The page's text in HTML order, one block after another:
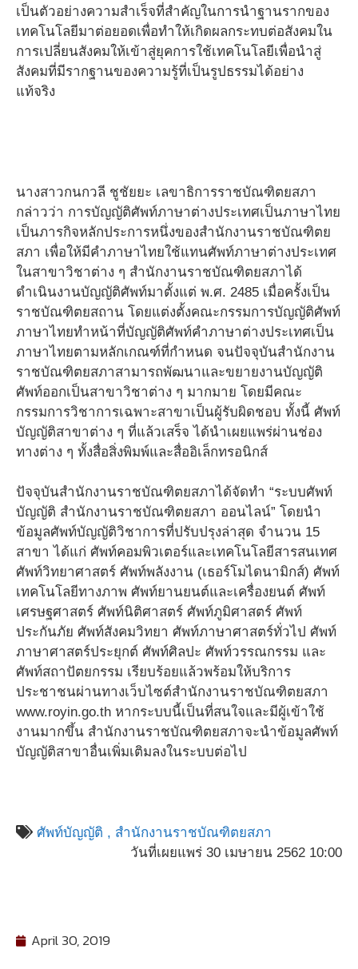
เป็นตัวอย่างความสำเร็จที่สำคัญในการนำฐานรากของ
เทคโนโลยีมาต่อยอดเพื่อทำให้เกิดผลกระทบต่อสังคมใน
การเปลี่ยนสังคมให้เข้าสู่ยุคการใช้เทคโนโลยีเพื่อนำสู่
สังคมที่มีรากฐานของความรู้ที่เป็นรูปธรรมได้อย่าง
แท้จริง
นางสาวกนกวลี ชูชัยยะ เลขาธิการราชบัณฑิตยสภา
กล่าวว่า การบัญญัติศัพท์ภาษาต่างประเทศเป็นภาษาไทย
เป็นภารกิจหลักประการหนึ่งของสำนักงานราชบัณฑิตย
สภา เพื่อให้มีคำภาษาไทยใช้แทนศัพท์ภาษาต่างประเทศ
ในสาขาวิชาต่าง ๆ สำนักงานราชบัณฑิตยสภาได้
ดำเนินงานบัญญัติศัพท์มาตั้งแต่ พ.ศ. 2485 เมื่อครั้งเป็น
ราชบัณฑิตยสถาน โดยแต่งตั้งคณะกรรมการบัญญัติศัพท์
ภาษาไทยทำหน้าที่บัญญัติศัพท์คำภาษาต่างประเทศเป็น
ภาษาไทยตามหลักเกณฑ์ที่กำหนด จนปัจจุบันสำนักงาน
ราชบัณฑิตยสภาสามารถพัฒนาและขยายงานบัญญัติ
ศัพท์ออกเป็นสาขาวิชาต่าง ๆ มากมาย โดยมีคณะ
กรรมการวิชาการเฉพาะสาขาเป็นผู้รับผิดชอบ ทั้งนี้ ศัพท์
บัญญัติสาขาต่าง ๆ ที่แล้วเสร็จ ได้นำเผยแพร่ผ่านช่อง
ทางต่าง ๆ ทั้งสื่อสิ่งพิมพ์และสื่ออิเล็กทรอนิกส์
ปัจจุบันสำนักงานราชบัณฑิตยสภาได้จัดทำ “ระบบศัพท์
บัญญัติ สำนักงานราชบัณฑิตยสภา ออนไลน์” โดยนำ
ข้อมูลศัพท์บัญญัติวิชาการที่ปรับปรุงล่าสุด จำนวน 15
สาขา ได้แก่ ศัพท์คอมพิวเตอร์และเทคโนโลยีสารสนเทศ
ศัพท์วิทยาศาสตร์ ศัพท์พลังงาน (เธอร์โมไดนามิกส์) ศัพท์
เทคโนโลยีทางภาพ ศัพท์ยานยนต์และเครื่องยนต์ ศัพท์
เศรษฐศาสตร์ ศัพท์นิติศาสตร์ ศัพท์ภูมิศาสตร์ ศัพท์
ประกันภัย ศัพท์สังคมวิทยา ศัพท์ภาษาศาสตร์ทั่วไป ศัพท์
ภาษาศาสตร์ประยุกต์ ศัพท์ศิลปะ ศัพท์วรรณกรรม และ
ศัพท์สถาปัตยกรรม เรียบร้อยแล้วพร้อมให้บริการ
ประชาชนผ่านทางเว็บไซต์สำนักงานราชบัณฑิตยสภา
www.royin.go.th หากระบบนี้เป็นที่สนใจและมีผู้เข้าใช้
งานมากขึ้น สำนักงานราชบัณฑิตยสภาจะนำข้อมูลศัพท์
บัญญัติสาขาอื่นเพิ่มเติมลงในระบบต่อไป
ศัพท์บัญญัติ , สำนักงานราชบัณฑิตยสภา
วันที่เผยแพร่ 30 เมษายน 2562 10:00
April 30, 2019